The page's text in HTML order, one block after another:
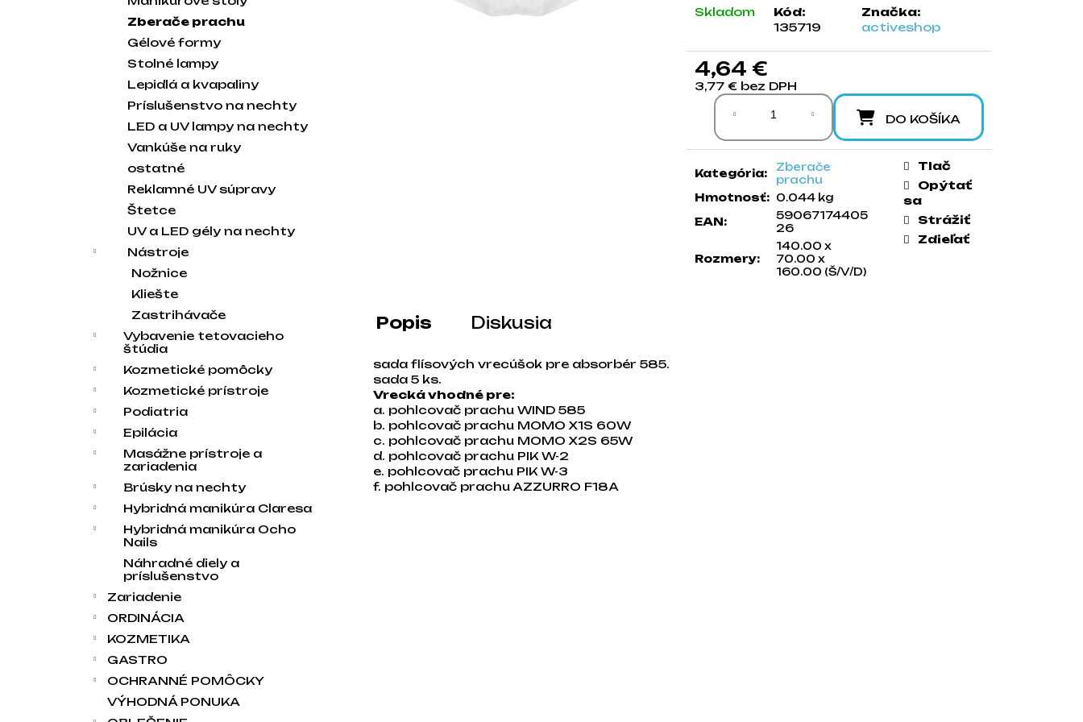
Zberače prachu
Gélové formy
Stolné lampy
Lepidlá a kvapaliny
Príslušenstvo na nechty
LED a UV lampy na nechty
Vankúše na ruky
ostatné
Reklamné UV súpravy
Štetce
UV a LED gély na nechty
Nástroje
Nožnice
Kliešte
Zastrihávače
Vybavenie tetovacieho
štúdia
Kozmetické pomôcky
Kozmetické prístroje
Podiatria
Epilácia
Masážne prístroje a
zariadenia
Brúsky na nechty
Hybridná manikúra Claresa
Hybridná manikúra Ocho
Nails
Náhradné diely a
príslušenstvo
Zariadenie
ORDINÁCIA
KOZMETIKA
GASTRO
OCHRANNÉ POMÔCKY
VÝHODNÁ PONUKA
Skladom
Kód:
135719
Značka:
activeshop
4,64 €
3,77 € bez DPH
Jednotková cena:
DO KOŠÍKA
Kategória:
Zberače
prachu
Hmotnosť: 0.044 kg
EAN:
59067174405
26
Rozmery:
140.00 x
70.00 x
160.00 (Š/V/D)
Tlač
Opýtať
sa
Strážiť
Zdieľať
Popis Diskusia
sada flísových vrecúšok pre absorbér 585.
sada 5 ks.
Vrecká vhodné pre:
a. pohlcovač prachu WIND 585
b. pohlcovač prachu MOMO X1S 60W
c. pohlcovač prachu MOMO X2S 65W
d. pohlcovač prachu PIK W-2
e. pohlcovač prachu PIK W-3
f. pohlcovač prachu AZZURRO F18A